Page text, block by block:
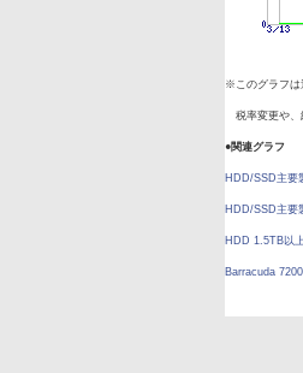
※このグラフは
税率変更や、
●関連グラフ
HDD/SSD主要
HDD/SSD主要
HDD 1.5TB以
Barracuda